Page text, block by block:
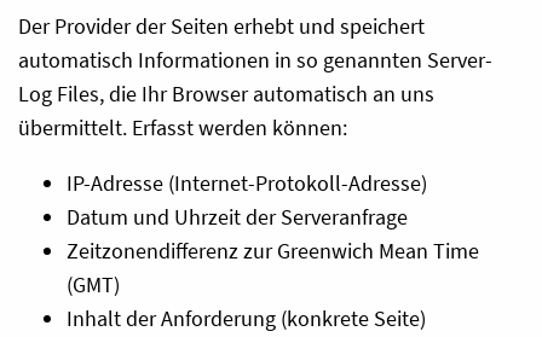
Der Provider der Seiten erhebt und speichert
automatisch Informationen in so genannten Server-
Log Files, die Ihr Browser automatisch an uns
übermittelt. Erfasst werden können:
IP-Adresse (Internet-Protokoll-Adresse)
Datum und Uhrzeit der Serveranfrage
Zeitzonendifferenz zur Greenwich Mean Time
(GMT)
Inhalt der Anforderung (konkrete Seite)